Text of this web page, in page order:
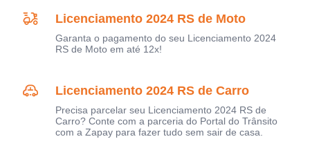
Licenciamento 2024 RS de Moto
Garanta o pagamento do seu Licenciamento 2024
RS de Moto em até 12x!
Licenciamento 2024 RS de Carro
Precisa parcelar seu Licenciamento 2024 RS de
Carro? Conte com a parceria do Portal do Trânsito
com a Zapay para fazer tudo sem sair de casa.